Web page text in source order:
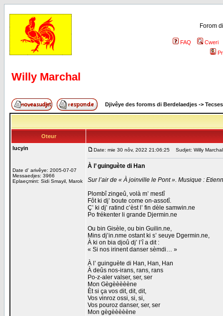
Forom
FAQ
Cweri
Willy Marchal
Djivêye des foroms di Berdelaedjes ->
Oteur
lucyin
Date d' arivêye: 2005-07-07
Messaedjes: 3966
Eplaeçmint: Sidi Smayil, Marok
Date: mie 30 nôv, 2022 21:06:25 Sudjet: Willy Marchal
À l’ guinguète di Han
Sur l’air de « À joinville le Pont ». Musique :
Plombî zingeû, volà m’ mestî
Fôt ki dj’ boute come on-assotî.
Ç’ ki dj’ ratind c’èst l’ fin dèle samwin.ne
Po frékenter li grande Djermin.ne
Ou bin Gisèle, ou bin Guilin.ne,
Mins dj’in.nme ostant ki s’ seuye Dgermin.ne,
À ki on bia djoû dj’ l’î a dit :
« Si nos irinent danser sèmdi… »
À l’ guinguète di Han, Han, Han
À deûs nos-irans, rans, rans
Po-z-aler valser, ser, ser
Mon Gègèèèèène
Èt si ça vos dit, dit, dit,
Vos vinroz ossi, si, si,
Vos pouroz danser, ser, ser
Mon gègèèèèène